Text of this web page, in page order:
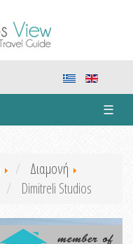
☰
Διαμονή
Dimitreli Studios